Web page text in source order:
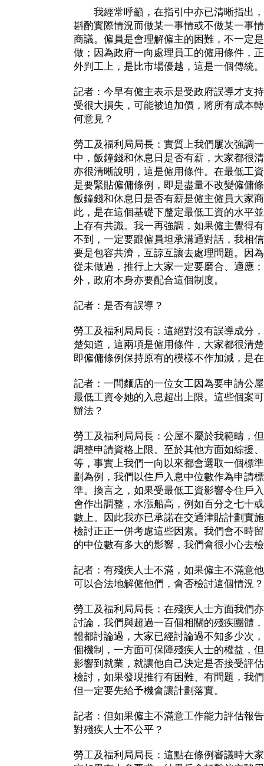
我經常呼籲，在指引中亦已清晰指出，
斟酌實際情況而做某一事情或不做某一事
商議。僱員是會理解僱主的困難，不一定
做；因為政府一向處理員工的僱用條件，
外判工上，是比市場優越，這是一個傳統。
記者：今早有僱主表示是受政府誤導才支
受很大損失，可能被迫加價，將所有成本
何意見？
勞工及福利局局長：實質上我們屢次強調
中，飯鐘錢和休息日是否有薪，大家都很
亦很清晰說明，這是僱用條件。在最低工
是要緊貼僱傭條例，即是盡量不改變僱傭
飯鐘錢和休息日是否有薪是僱主僱員大家
此，是在這個基礎下釐定最低工資的水平
上存有共識。我一再強調，如果僱主覺得
不到，一定要跟僱員坦承溝通對話，我相
要是包容共濟，互諒互讓去處理問題。因
從未做過，推行上大家一定要磨合、適應
外，政府本身亦要配合這個制度。
記者：是否有誤導？
勞工及福利局局長：這絕對沒有誤導成分
楚知道，這兩項是僱用條件，大家都很清
即僱傭條例保持原有的模樣不作加減，是
記者：一間麵店的一位女工因為要申請公
最低工資令她的入息超出上限。這些個案
辦法？
勞工及福利局局長：公屋不屬於我範疇，
調整申請資格上限。至於其他方面如綜援
等，事實上我們一向以來都會選取一個標
劃為例，我們以住戶入息中位數作為申請
準。換言之，如果受最低工資影響令住戶
會作出調整，水漲船高，例如百分之七十
數上。因此我亦已承諾在交通津貼計劃實
檢討正正一併考慮這些因素。我們會不時
的中位數有多大的影響，我們會很小心去
記者：有殘疾人士不滿，如果僱主不滿意
可以合法地解僱他們，會否檢討這個情況？
勞工及福利局局長：在殘疾人士方面我們
討論，我們與超過一百個相關的殘疾團體
體都討論過，大家已經討論過不知多少次
個機制，一方面可保障殘疾人士的權益，
影響到就業，就讓他自己決定是否接受評
檢討，如果發現推行有困難、有問題，我
但一定要先給予機會讓計劃落實。
記者：但如果僱主不滿意工作能力評估報
對殘疾人士不公平？
勞工及福利局局長：這點在條例審議時大